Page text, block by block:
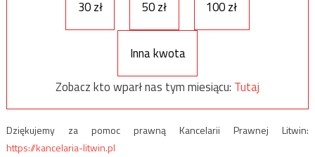
30 zł
50 zł 100 zł
Inna kwota
Zobacz kto wparł nas tym miesiącu: Tutaj
Dziękujemy za pomoc prawną Kancelarii Prawnej Litwin:
https://kancelaria-litwin.pl